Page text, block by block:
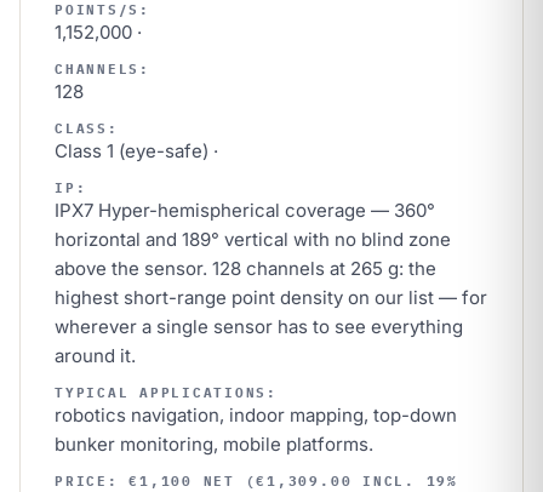
POINTS/S:
1,152,000 ·
CHANNELS:
128
CLASS:
Class 1 (eye-safe) ·
IP:
IPX7 Hyper-hemispherical coverage — 360°
horizontal and 189° vertical with no blind zone
above the sensor. 128 channels at 265 g: the
highest short-range point density on our list — for
wherever a single sensor has to see everything
around it.
TYPICAL APPLICATIONS:
robotics navigation, indoor mapping, top-down
bunker monitoring, mobile platforms.
PRICE: €1,100 NET (€1,309.00 INCL. 19%